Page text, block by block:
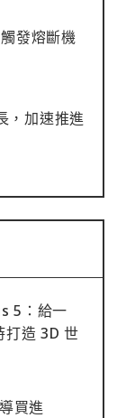
發熔斷機
，加速推進
5：給一
打造 3D 世
買進